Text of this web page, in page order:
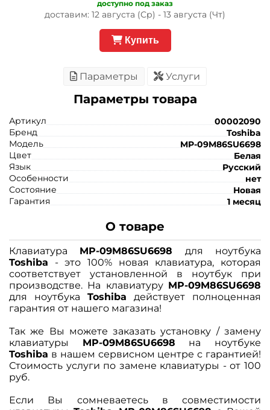
доступно под заказ
доставим: 12 августа (Ср) - 13 августа (Чт)
Купить
Параметры Услуги
Параметры товара
Артикул
00002090
Бренд
Toshiba
Модель
MP-09M86SU6698
Цвет
Белая
Язык
Русский
Особенности
нет
Состояние
Новая
Гарантия
1 месяц
О товаре
Клавиатура MP-09M86SU6698 для ноутбука
Toshiba - это 100% новая клавиатура, которая
соответствует установленной в ноутбук при
производстве. На клавиатуру MP-09M86SU6698
для ноутбука Toshiba действует полноценная
гарантия от нашего магазина!
Так же Вы можете заказать установку / замену
клавиатуры MP-09M86SU6698 на ноутбуке
Toshiba в нашем сервисном центре с гарантией!
Стоимость услуги по замене клавиатуры - от 100
руб.
Если Вы сомневаетесь в совместимости